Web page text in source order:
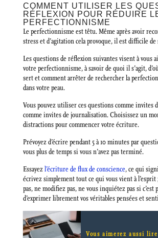
COMMENT UTILISER LES
RÉFLEXION POUR RÉDUIRE
PERFECTIONNISME
Le perfectionnisme est têtu. Même après avoir
stress et d’agitation cela provoque, il est difficile de
Les questions de réflexion suivantes visent à vous
votre perfectionnisme, à savoir de quoi il s’agit,
sert et comment arrêter de rechercher la
dans votre peau.
Vous pouvez utiliser ces questions comme invites
comme invites de journalisation. Choisissez un
distractions pour commencer votre écriture.
Prévoyez d’écrire pendant 5 à 10 minutes par
vous plus de temps si vous n’avez pas terminé.
Essayezl’écriture de flux de conscience, ce qui
écrivez simplement tout ce qui vous vient à l’esprit
pas, ne modifiez pas, ne vous inquiétez pas si c’est
d’exprimer librement vos véritables pensées et
Vous aimerez aussi